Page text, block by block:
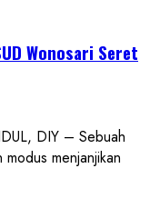
Wonosari Seret
DIY – Sebuah
menjanjikan